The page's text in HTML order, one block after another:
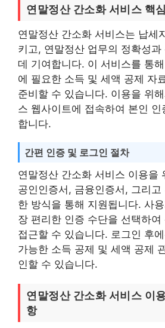
연말정산 간소화 서비스 핵
연말정산 간소화 서비스는 납세
키고, 연말정산 업무의 정확성과
데 기여합니다. 이 서비스를 통
에 필요한 소득 및 세액 공제 자
준비할 수 있습니다. 이용을 위
스 웹사이트에 접속하여 본인
합니다.
간편 인증 및 로그인 절차
연말정산 간소화 서비스 이용을
공인인증서, 금융인증서, 그리
한 방식을 통해 지원됩니다. 사
장 편리한 인증 수단을 선택하여
접근할 수 있습니다. 로그인 후
가능한 소득 공제 및 세액 공제
인할 수 있습니다.
연말정산 간소화 서비스 이
항